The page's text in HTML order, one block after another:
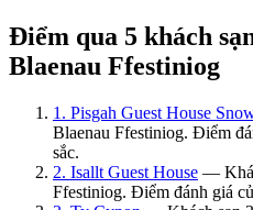
Điểm qua 5 khách
Blaenau Ffestiniog
1. Pisgah Guest House
Blaenau Ffestiniog. Điểm
sắc.
2. Isallt Guest House —
Ffestiniog. Điểm đánh giá